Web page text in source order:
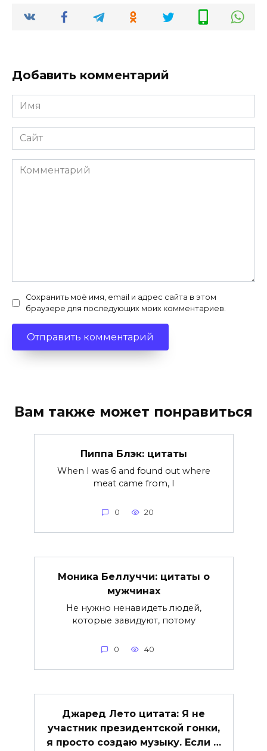
Добавить комментарий
Имя
*
Сайт
Комментарий
Сохранить моё имя, email и адрес сайта в этом
браузере для последующих моих комментариев.
Вам также может понравиться
Пиппа Блэк: цитаты
When I was 6 and found out where
meat came from, I
0 20
Моника Беллуччи: цитаты о
мужчинах
Не нужно ненавидеть людей,
которые завидуют, потому
0 40
Джаред Лето цитата: Я не
участник президентской гонки,
я просто создаю музыку. Если …